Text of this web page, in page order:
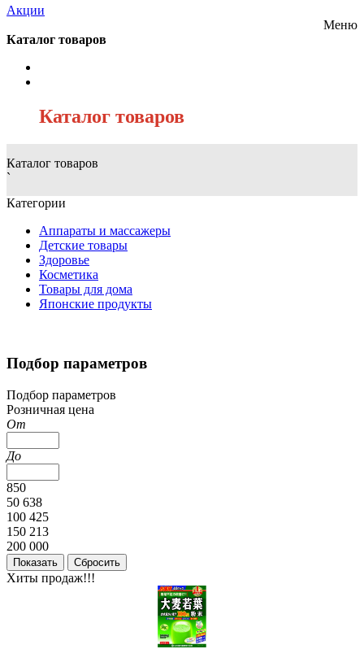
Акции
Меню
Каталог товаров
Каталог товаров
Каталог товаров
`
Категории
Аппараты и массажеры
Детские товары
Здоровье
Косметика
Товары для дома
Японские продукты
Подбор параметров
Подбор параметров
Розничная цена
От
До
850
50 638
100 425
150 213
200 000
Хиты продаж!!!